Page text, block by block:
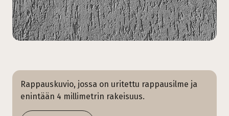
Rappauskuvio, jossa on uritettu rappausilme ja
enintään 4 millimetrin rakeisuus.